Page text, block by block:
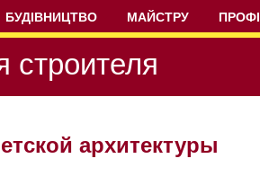
БУДІВНИЦТВО МАЙСТРУ ПРОФІ
строителя
архитектуры